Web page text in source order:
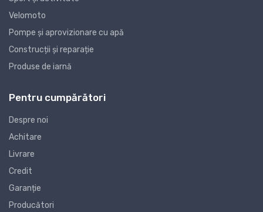
Velomoto
Pompe și aprovizionare cu apă
Construcții și reparație
Produse de iarnă
Pentru cumpărători
Despre noi
Achitare
Livrare
Credit
Garanție
Producători